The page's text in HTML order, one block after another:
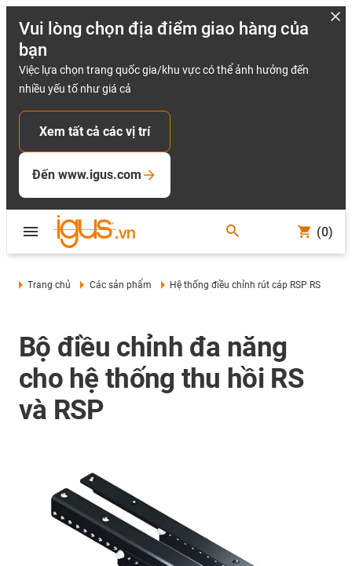
Vui lòng chọn địa điểm giao hàng của
bạn
Việc lựa chọn trang quốc gia/khu vực có thể ảnh hưởng đến
nhiều yếu tố như giá cả
Xem tất cả các vị trí
Đến www.igus.com
(0)
Trang chủ Các sản phẩm Hệ thống điều chỉnh rút cáp RSP RS
Bộ điều chỉnh đa năng
cho hệ thống thu hồi RS
và RSP